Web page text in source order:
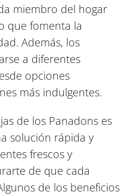
miembro del hogar
que fomenta la
Además, los
a diferentes
opciones
más indulgentes.
de los Panadons es
solución rápida y
frescos y
de que cada
de los beneficios